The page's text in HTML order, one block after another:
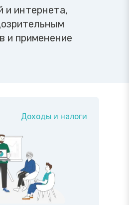
и интернета,
и применение
Доходы и налоги